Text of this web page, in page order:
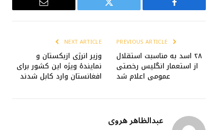
Facebook
Twitter
Email
۲۸ اسد به مناسبت استقلال
از استعمار انگلیس رخصتی
عمومی اعلام شد
NEXT ARTICLE
وزیر انرژی ازبکستان و
نمایندۀ ویژه این کشور برای
افغانستان وارد کابل شدند
عبدالظاهر هروی